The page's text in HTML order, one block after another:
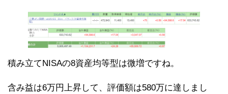
積み立てNISAの8資産均等型は微増ですね。
含み益は6万円上昇して、評価額は580万に達しまし